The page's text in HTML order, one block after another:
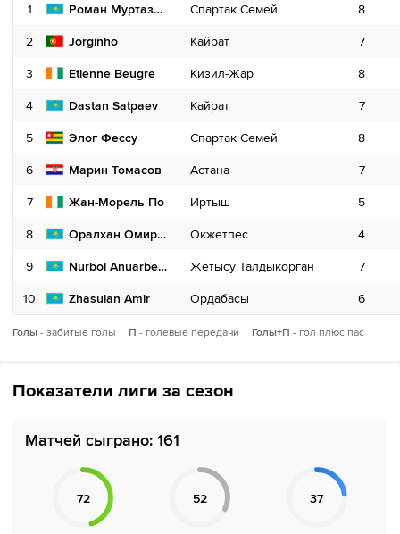
1 Роман Муртазаев
2 Jorginho
3 Etienne Beugre
4 Dastan Satpaev
5 Элог Фессу
6 Марин Томасов
7 Жан-Морель По
8 Оралхан Омиртаев
9 Nurbol Anuarbekov
10 Zhasulan Amir
Спартак Семей 8
Кайрат 7
Кизил-Жар 8
Кайрат 7
Спартак Семей 8
Астана 7
Иртыш 5
Окжетпес 4
Жетысу Талдыкорган 7
Ордабасы 6
Голы - забитые голы П - голевые передачи Голы+П - гол плюс пас
1 Nedeljko Piscevic
2 Сенна Мианге
3 Ivan Saravanja
4
5 Иван Башич
6 Иван Кузьмичев
7 Зураб Тевзадзе
8 Nemanja Micevic
9 Луиш Карлуш Мата
10
Кизил-Жар 2
Актобе 1
Женис 1
Тобол 1
Астана 3
Окжетпес 2
Кайрат 3
Алтай Семей 1
Кайрат 2
Спартак Семей 8
ЖК КК
Показатели лиги за сезон
Матчей сыграно: 161